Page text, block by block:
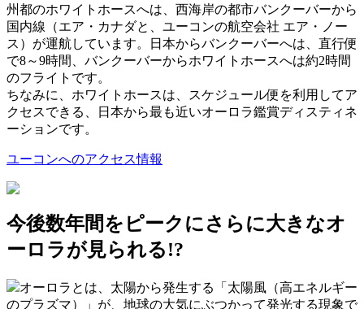
州都のホワイトホースへは、西海岸の都市バンクーバーから
国内線（エア・カナダと、ユーコンの航空会社 エア・ノー
ス）が運航しています。日本からバンクーバーへは、直行便
で8～9時間、バンクーバーからホワイトホースへは約2時間
のフライトです。
ちなみに、ホワイトホースは、スケジュール便を利用してア
クセスできる、日本から最も近いオーロラ鑑賞ディスティネ
ーションです。
ユーコンへのアクセス情報
今後数年間をピークにさらに大きなオ
ーロラが見られる!?
オーロラとは、太陽から発生する「太陽風（高エネルギー
のプラズマ）」が、地球の大気にぶつかって発光する現象で